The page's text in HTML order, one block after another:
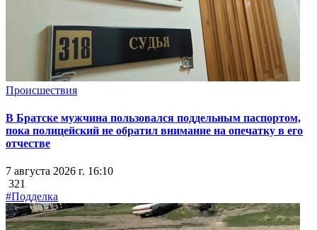
Происшествия
В Братске мужчина пользовался поддельным паспортом,
пока полицейский не обратил внимание на опечатку в его
отчестве
7 августа 2026 г. 16:10
321
#Подделка